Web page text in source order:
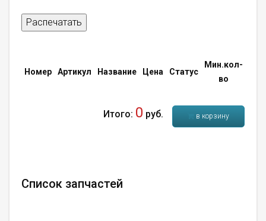
Распечатать
Номер Артикул Название Цена Статус
Мин.кол-
во
в корзину
Итого: 0 руб.
Список запчастей